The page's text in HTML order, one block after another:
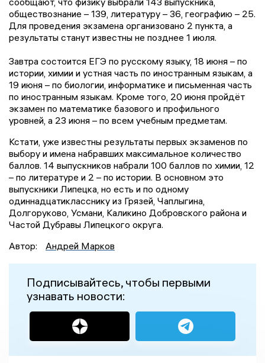
обществознание – 139, литературу – 36, географию – 25.
Для проведения экзамена организовано 2 пункта, а
результаты станут известны не позднее 1 июля.
Завтра состоится ЕГЭ по русскому языку, 18 июня – по
истории, химии и устная часть по иностранным языкам, а
19 июня – по биологии, информатике и письменная часть
по иностранным языкам. Кроме того, 20 июня пройдёт
экзамен по математике базового и профильного
уровней, а 23 июня – по всем учебным предметам.
Кстати, уже известны результаты первых экзаменов по
выбору и имена набравших максимальное количество
баллов. 14 выпускников набрали 100 баллов по химии, 12
– по литературе и 2 – по истории. В основном это
выпускники Липецка, но есть и по одному
одиннадцатикласснику из Грязей, Чаплыгина,
Долгоруково, Усмани, Каликино Добровского района и
Частой Дубравы Липецкого округа.
Автор:
Андрей Марков
Подписывайтесь, чтобы первыми
узнавать новости: